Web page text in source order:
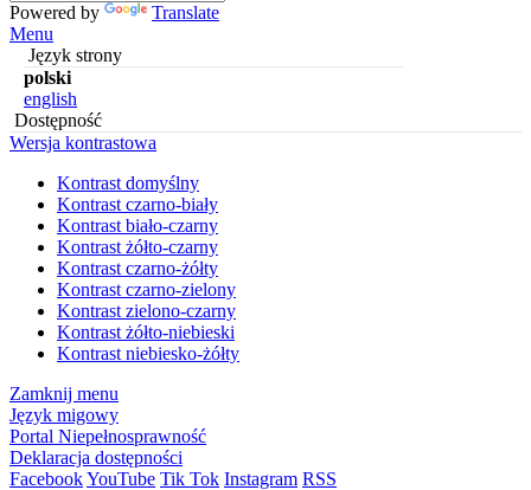
Powered by
Translate
Menu
Język strony
polski
english
Dostępność
Wersja kontrastowa
Kontrast domyślny
Kontrast czarno-biały
Kontrast biało-czarny
Kontrast żółto-czarny
Kontrast czarno-żółty
Kontrast czarno-zielony
Kontrast zielono-czarny
Kontrast żółto-niebieski
Kontrast niebiesko-żółty
Zamknij menu
Język migowy
Portal Niepełnosprawność
Deklaracja dostępności
FacebookYouTube Tik Tok Instagram RSS